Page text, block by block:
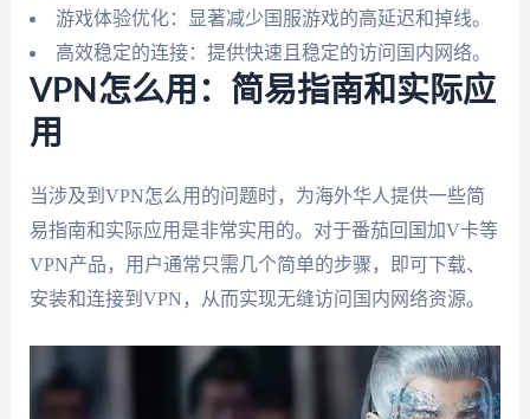
游戏体验优化：显著减少国服游戏的高延迟和掉线。
高效稳定的连接：提供快速且稳定的访问国内网络。
VPN怎么用：简易指南和实际应
用
当涉及到VPN怎么用的问题时，为海外华人提供一些简
易指南和实际应用是非常实用的。对于番茄回国加V卡等
VPN产品，用户通常只需几个简单的步骤，即可下载、
安装和连接到VPN，从而实现无缝访问国内网络资源。